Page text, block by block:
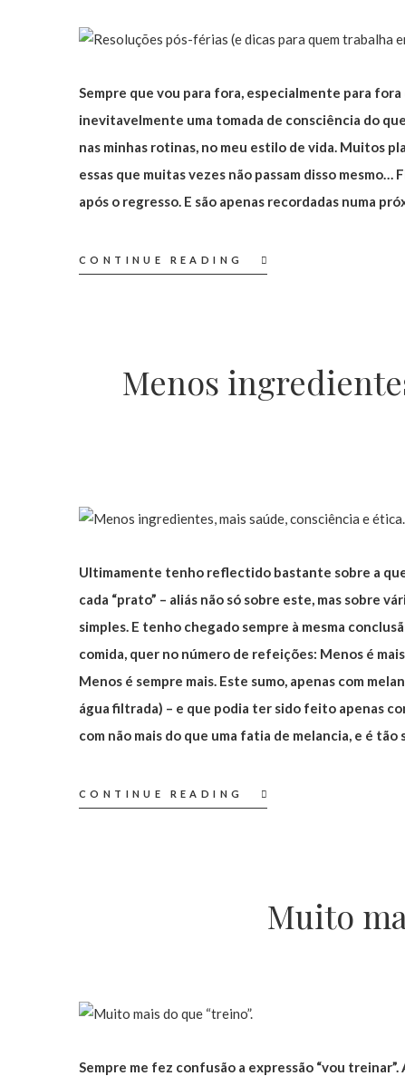
Sempre que vou para fora, especialmente para
inevitavelmente uma tomada de consciência do
nas minhas rotinas, no meu estilo de vida. Muitos
essas que muitas vezes não passam disso
após o regresso. E são apenas recordadas numa
CONTINUE READING
Menos
Ultimamente tenho reflectido bastante sobre a
cada “prato” – aliás não só sobre este, mas sobre
simples. E tenho chegado sempre à mesma
comida, quer no número de refeições: Menos é
Menos é sempre mais. Este sumo, apenas com
água filtrada) – e que podia ter sido feito apenas
com não mais do que uma fatia de melancia, e é tão
CONTINUE READING
Muito
Sempre me fez confusão a expressão “vou